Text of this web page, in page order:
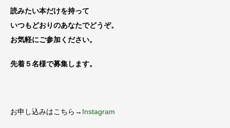
読みたい本だけを持って
いつもどおりのあなたでどうぞ。
お気軽にご参加ください。
先着５名様で募集します。
お申し込みはこちら→ Instagram